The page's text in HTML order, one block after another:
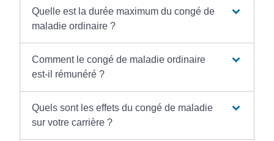
Quelle est la durée maximum du congé de
maladie ordinaire ?
Comment le congé de maladie ordinaire
est-il rémunéré ?
Quels sont les effets du congé de maladie
sur votre carrière ?